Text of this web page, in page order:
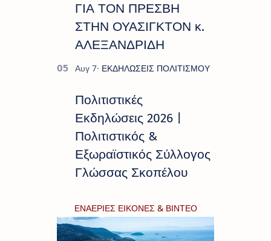
ΓΙΑ ΤΟΝ ΠΡΕΣΒΗ
ΣΤΗΝ ΟΥΑΣΙΓΚΤΟΝ κ.
ΑΛΕΞΑΝΔΡΙΔΗ
Πολιτιστικές
Εκδηλώσεις 2026 |
Πολιτιστικός &
Εξωραϊστικός Σύλλογος
Γλώσσας Σκοπέλου
ΕΝΑΕΡΙΕΣ ΕΙΚΟΝΕΣ & ΒΙΝΤΕΟ